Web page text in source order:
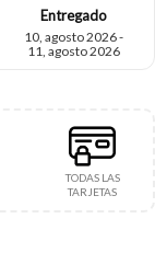
Entregado
10, agosto 2026 -
11, agosto 2026
TODAS LAS
TARJETAS